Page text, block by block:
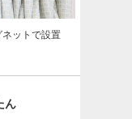
ネットで設置
ん